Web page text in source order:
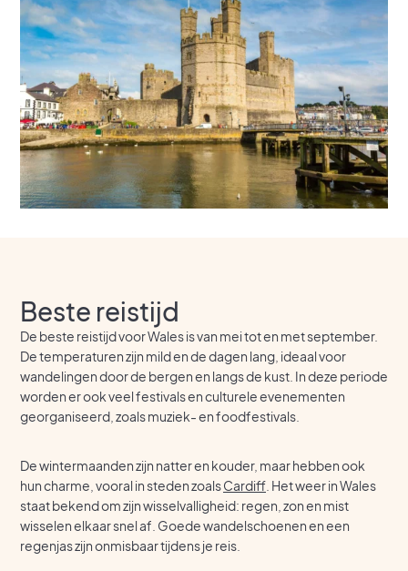
Beste reistijd
De beste reistijd voor Wales is van mei tot en met september.
De temperaturen zijn mild en de dagen lang, ideaal voor
wandelingen door de bergen en langs de kust. In deze periode
worden er ook veel festivals en culturele evenementen
georganiseerd, zoals muziek- en foodfestivals.
De wintermaanden zijn natter en kouder, maar hebben ook
hun charme, vooral in steden zoalsCardiff . Het weer in Wales
staat bekend om zijn wisselvalligheid: regen, zon en mist
wisselen elkaar snel af. Goede wandelschoenen en een
regenjas zijn onmisbaar tijdens je reis.